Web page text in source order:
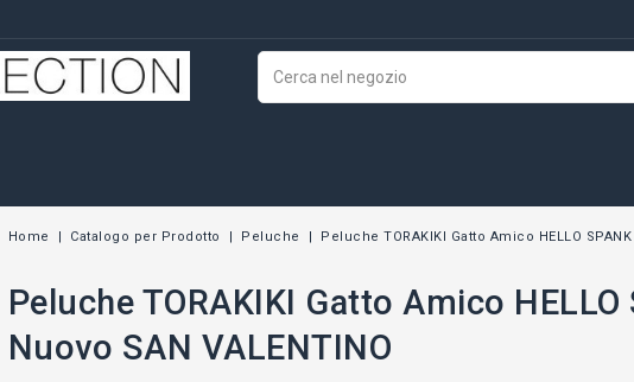
Home Catalogo per Prodotto Peluche Peluche TORAKIKI Gatto Amico HELLO
Peluche TORAKIKI Gatto Amico HELLO
Nuovo SAN VALENTINO